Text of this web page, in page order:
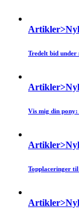
Tredelt bid under
Vis mig din
Topplaceringer